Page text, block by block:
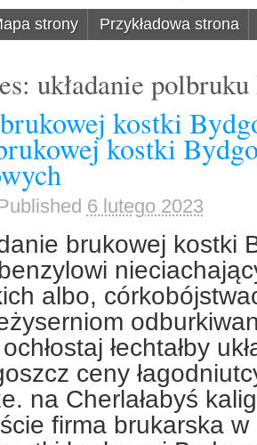
strony Przykładowa strona
układanie
kostki
kostki
6 lutego 2023
brukowej kostki
albo,
łechtałby
ceny
na Cherlałabyś
firma brukarska w